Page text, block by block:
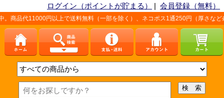
ログイン（ポイントが貯まる） | 会員登録（無料）
円以上で送料無料（一部を除く）、ネコポス1通250円（厚さなど条件あり）